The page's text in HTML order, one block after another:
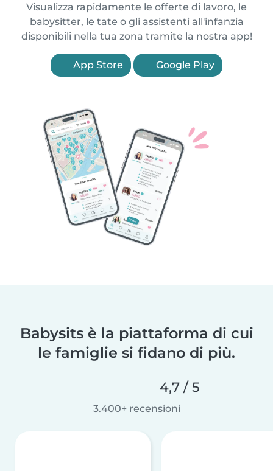
Visualizza rapidamente le offerte di lavoro, le
babysitter, le tate o gli assistenti all'infanzia
disponibili nella tua zona tramite la nostra app!
App Store Google Play
Babysits è la piattaforma di cui
le famiglie si fidano di più.
4,7 / 5
3.400+ recensioni